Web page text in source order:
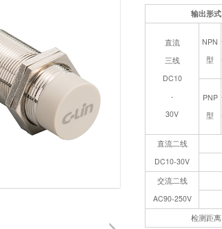
输出形式
直流
三线
DC10
-
30V
NPN
型
PNP
型
直流二线
DC10-30V
交流二线
AC90-250V
检测距离